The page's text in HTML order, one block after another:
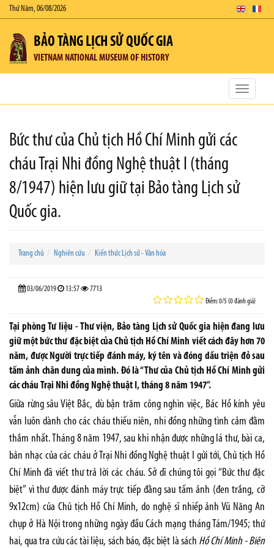
Thứ Năm, 06/08/2026
BẢO TÀNG LỊCH SỬ QUỐC GIA
VIETNAM NATIONAL MUSEUM OF HISTORY
Toggle
Bức thư của Chủ tịch Hồ Chí Minh gửi các
cháu Trại Nhi đồng Nghệ thuật I (tháng
8/1947) hiện lưu giữ tại Bảo tàng Lịch sử
Quốc gia.
Trang chủ Nghiên cứu Kiến thức Lịch sử - Văn hóa
03/06/2019 13:57 7713
Điểm: 0/5 (0 đánh giá)
Tại phòng Tư liệu - Thư viện, Bảo tàng Lịch sử Quốc gia hiện đang lưu
giữ một bức thư đặc biệt của Chủ tịch Hồ Chí Minh viết cách đây hơn 70
năm, được Người trực tiếp đánh máy, ký tên và đóng dấu triện đỏ sau
tấm ảnh chân dung của mình. Đó là “Thư của Chủ tịch Hồ Chí Minh gửi
các cháu Trại Nhi đồng Nghệ thuật I, tháng 8 năm 1947”.
Giữa rừng sâu Việt Bắc, dù bận trăm công nghìn việc, Bác Hồ kính yêu
vẫn luôn dành cho các cháu thiếu niên, nhi đồng những tình cảm đằm
thắm nhất. Tháng 8 năm 1947, sau khi nhận được những lá thư, bài ca,
bản nhạc của các cháu ở Trại Nhi đồng Nghệ thuật I gửi tới, Chủ tịch Hồ
Chí Minh đã viết thư trả lời các cháu. Sở dĩ chúng tôi gọi “Bức thư đặc
biệt” vì thư được đánh máy trực tiếp đằng sau tấm ảnh (đen trắng, cỡ
9x12cm) của Chủ tịch Hồ Chí Minh, do nghệ sĩ nhiếp ảnh Vũ Năng An
chụp ở Hà Nội trong những ngày đầu Cách mạng tháng Tám/1945; thứ
hai, qua tra cứu các tài liệu, sách báo, đặc biệt là sách Hồ Chí Minh - Biên